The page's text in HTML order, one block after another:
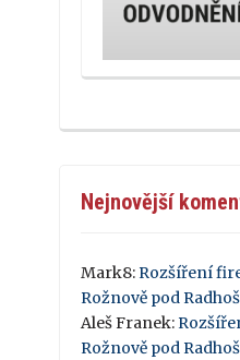
Nejnovější
Mark8: Rozšíření
Rožnově pod
Aleš Franek:
Rožnově pod